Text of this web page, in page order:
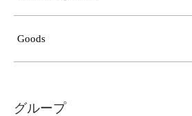
Goods
グループ